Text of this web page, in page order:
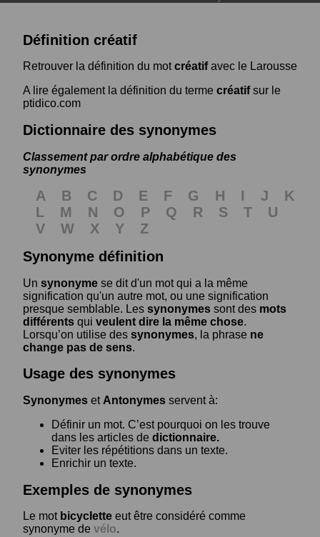
Définition créatif
Retrouver la définition du motcréatifavec le Larousse
A lire également la définition du terme créatifsur le
ptidico.com
Dictionnaire des synonymes
Classement par ordre alphabétique des
synonymes
A B C D E F G H I J
K
L
M N O P Q R S T
U
V
W X Y
Z
Synonyme définition
Un synonyme se dit d'un mot qui a la même
signification qu'un autre mot, ou une signification
presque semblable. Les synonymes sont des mots
différents qui veulent dire la même chose.
Lorsqu’on utilise des synonymes, la phrase ne
change pas de sens.
Usage des synonymes
Synonymes et Antonymes servent à:
Définir un mot. C’est pourquoi on les trouve
dans les articles de dictionnaire.
Eviter les répétitions dans un texte.
Enrichir un texte.
Exemples de synonymes
Le mot bicyclette eut être considéré comme
synonyme de vélo.